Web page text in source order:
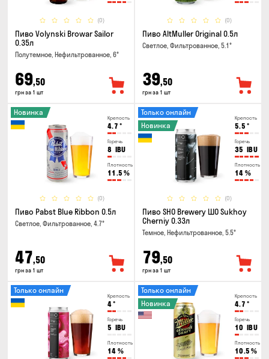
(0)
Пиво Volynski Browar Sailor
0.35л
Полутемное, Нефильтрованное, 6°
69,50
грн за 1 шт
(0)
Пиво AltMuller Original 0.5л
Светлое, Фильтрованное, 5.1°
39,50
грн за 1 шт
Крепость
4.7 °
Горечь
8 IBU
Плотность
11.5 %
(0)
Новинка
Пиво Pabst Blue Ribbon 0.5л
Светлое, Фильтрованное, 4.7°
47,50
грн за 1 шт
Крепость
5.5 °
Горечь
35 IBU
Плотность
14 %
(0)
Только онлайн
Новинка
Пиво SHO Brewery ШО Sukhoy
Cherniy 0.33л
Темное, Нефильтрованное, 5.5°
79,50
грн за 1 шт
Крепость
4°
Горечь
5 IBU
Плотность
14 %
Только онлайн
Крепость
4.7 °
Горечь
10 IBU
Плотность
10.5 %
Только онлайн
Новинка